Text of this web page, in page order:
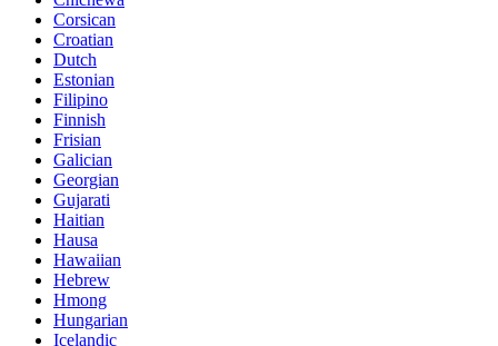
Corsican
Croatian
Dutch
Estonian
Filipino
Finnish
Frisian
Galician
Georgian
Gujarati
Haitian
Hausa
Hawaiian
Hebrew
Hmong
Hungarian
Icelandic